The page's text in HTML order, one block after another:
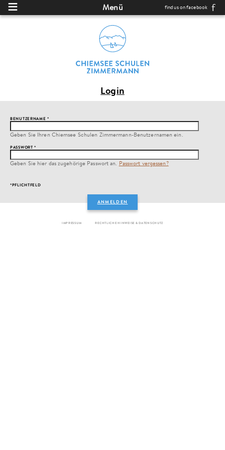
Direkt zum Inhalt
Menü find us on facebook
Login
BENUTZERNAME*
Geben Sie Ihren Chiemsee Schulen Zimmermann-Benutzernamen ein.
PASSWORT*
Geben Sie hier das zugehörige Passwort an. Passwort vergessen?
*PFLICHTFELD
IMPRESSUM RECHTLICHE HINWEISE & DATENSCHUTZ